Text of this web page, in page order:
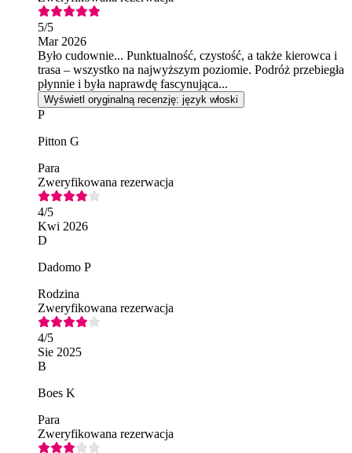
5/5
Mar 2026
Było cudownie... Punktualność, czystość, a także kierowca i
trasa – wszystko na najwyższym poziomie. Podróż przebiegła
płynnie i była naprawdę fascynująca...
Wyświetl oryginalną recenzję: język włoski
P
Pitton G
Para
Zweryfikowana rezerwacja
4/5
Kwi 2026
D
Dadomo P
Rodzina
Zweryfikowana rezerwacja
4/5
Sie 2025
B
Boes K
Para
Zweryfikowana rezerwacja